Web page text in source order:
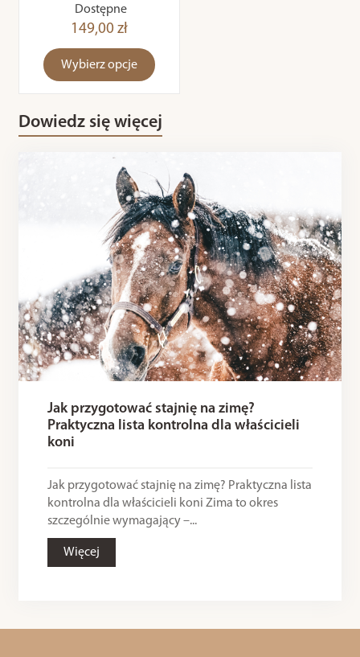
Dostępne
149,00 zł
Wybierz opcje
Dowiedz się więcej
Jak przygotować stajnię na zimę?
Praktyczna lista kontrolna dla właścicieli
koni
Jak przygotować stajnię na zimę? Praktyczna lista
kontrolna dla właścicieli koni Zima to okres
szczególnie wymagający –...
Więcej